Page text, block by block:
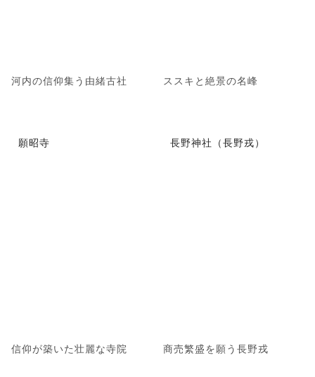
河内の信仰集う由緒古社 ススキと絶景の名峰
願昭寺
信仰が築いた壮麗な寺院
長野神社（長野戎）
商売繁盛を願う長野戎